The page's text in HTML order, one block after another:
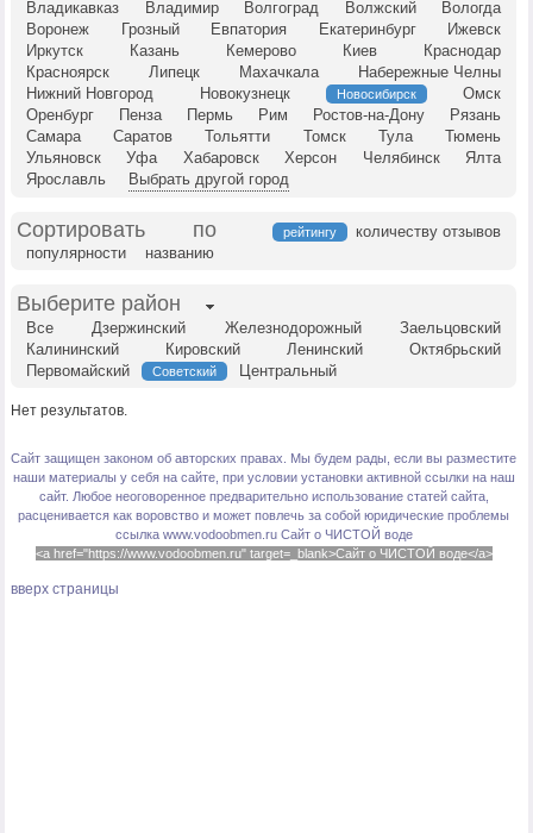
Владикавказ
Владимир Волгоград Волжский
Вологда
Воронеж
Грозный Евпатория Екатеринбург
Ижевск
Иркутск
Казань Кемерово Киев
Краснодар
Красноярск
Липецк Махачкала
Набережные Челны
Нижний Новгород
Новокузнецк Новосибирск
Омск
Оренбург
Пенза Пермь Рим Ростов-на-Дону
Рязань
Самара
Саратов Тольятти Томск Тула
Тюмень
Ульяновск
Уфа Хабаровск Херсон Челябинск
Ялта
Ярославль
Выбрать другой город
Сортировать по рейтингу
количеству отзывов
популярности
названию
Выберите район
Все Дзержинский Железнодорожный
Заельцовский
Калининский
Кировский Ленинский
Октябрьский
Первомайский
Советский Центральный
Нет результатов.
Сайт защищен законом об авторских правах. Мы будем рады, если вы разместите
наши материалы у себя на сайте, при условии установки активной ссылки на наш
сайт. Любое неоговоренное предварительно использование статей сайта,
расценивается как воровство и может повлечь за собой юридические проблемы
ссылка www.vodoobmen.ru Сайт о ЧИСТОЙ воде
<a href="https://www.vodoobmen.ru" target=_blank>Сайт о ЧИСТОЙ воде</a>
вверх страницы